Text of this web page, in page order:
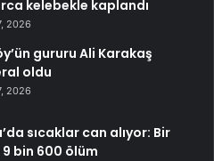
kelebekle kaplandı
2026
gururu Ali Karakaş
oldu
2026
sıcaklar can alıyor: Bir
bin 600 ölüm